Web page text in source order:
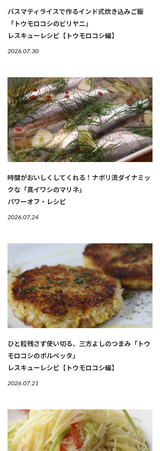
バスマティライスで作るインド式炊き込みご飯
「トウモロコシのビリヤニ」
レスキューレシピ【トウモロコシ編】
2026.07.30
時間がおいしくしてくれる！ナポリ流ダイナミッ
クな「真イワシのマリネ」
パワーオフ・レシピ
2026.07.24
ひと粒残さず使い切る、三方よしのつまみ「トウ
モロコシのポルペッタ」
レスキューレシピ【トウモロコシ編】
2026.07.21